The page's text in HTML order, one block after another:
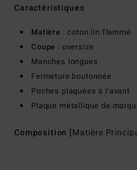
Caractéristiques
Matière : coton lin flammé
Coupe : oversize
Manches longues
Fermeture boutonnée
Poches plaquées à l'avant
Plaque métallique de
Composition [Matière